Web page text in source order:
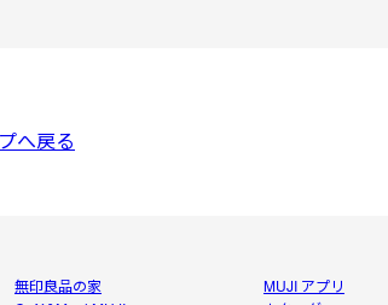
へ戻る
無印良品の家
MUJI アプリ